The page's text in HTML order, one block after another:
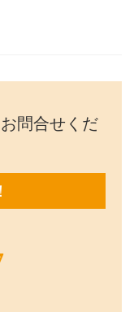
問合せくだ